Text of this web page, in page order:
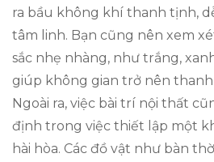
ra bầu không khí thanh tịnh,
tâm linh. Bạn cũng nên xem
sắc nhẹ nhàng, như trắng,
giúp không gian trở nên
Ngoài ra, việc bài trí nội thất
định trong việc thiết lập một
hài hòa. Các đồ vật như bàn